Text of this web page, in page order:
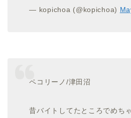
— kopichoa (@kopichoa)
ペコリーノ/津田沼
昔バイトしてたところでめち